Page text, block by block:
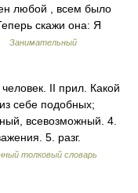
любой , всем было
скажи она: Я
Занимательный
II прил. Какой
себе подобных;
всевозможный. 4.
5. разг.
толковый словарь